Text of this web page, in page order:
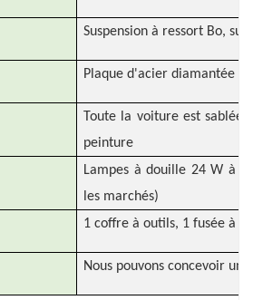
Suspension à ressort Bo,
Plaque d'acier diamantée
Toute la voiture est
peinture
Lampes à douille 24 W à
les marchés)
1 coffre à outils, 1 fusée à
Nous pouvons concevoir un